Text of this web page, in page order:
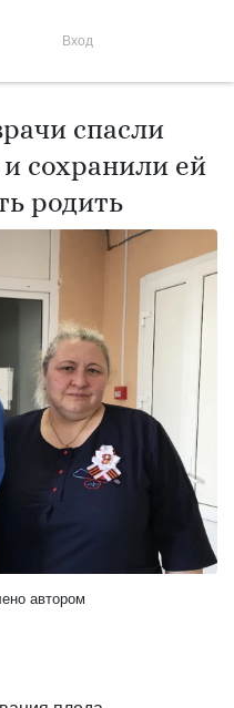
Вход
спасли
сохранили ей
родить
автором